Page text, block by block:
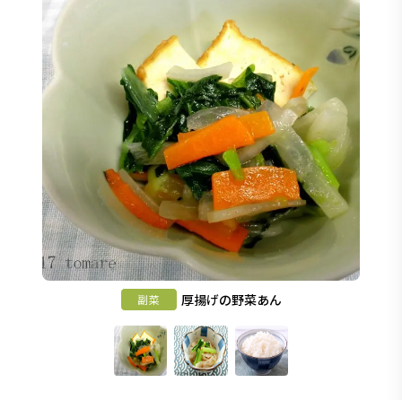
副菜 厚揚げの野菜あん